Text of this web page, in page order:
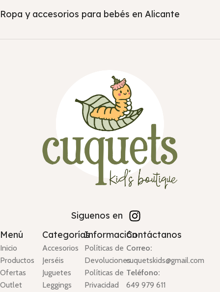
Ropa y accesorios para bebés en Alicante
Siguenos en
Menú
Inicio
Productos
Ofertas
Outlet
Categorías
Accesorios
Jerséis
Juguetes
Leggings
Información
Políticas de
Devoluciones
Políticas de
Privacidad
Contáctanos
Correo:
cuquetskids@gmail.com
Teléfono:
649 979 611